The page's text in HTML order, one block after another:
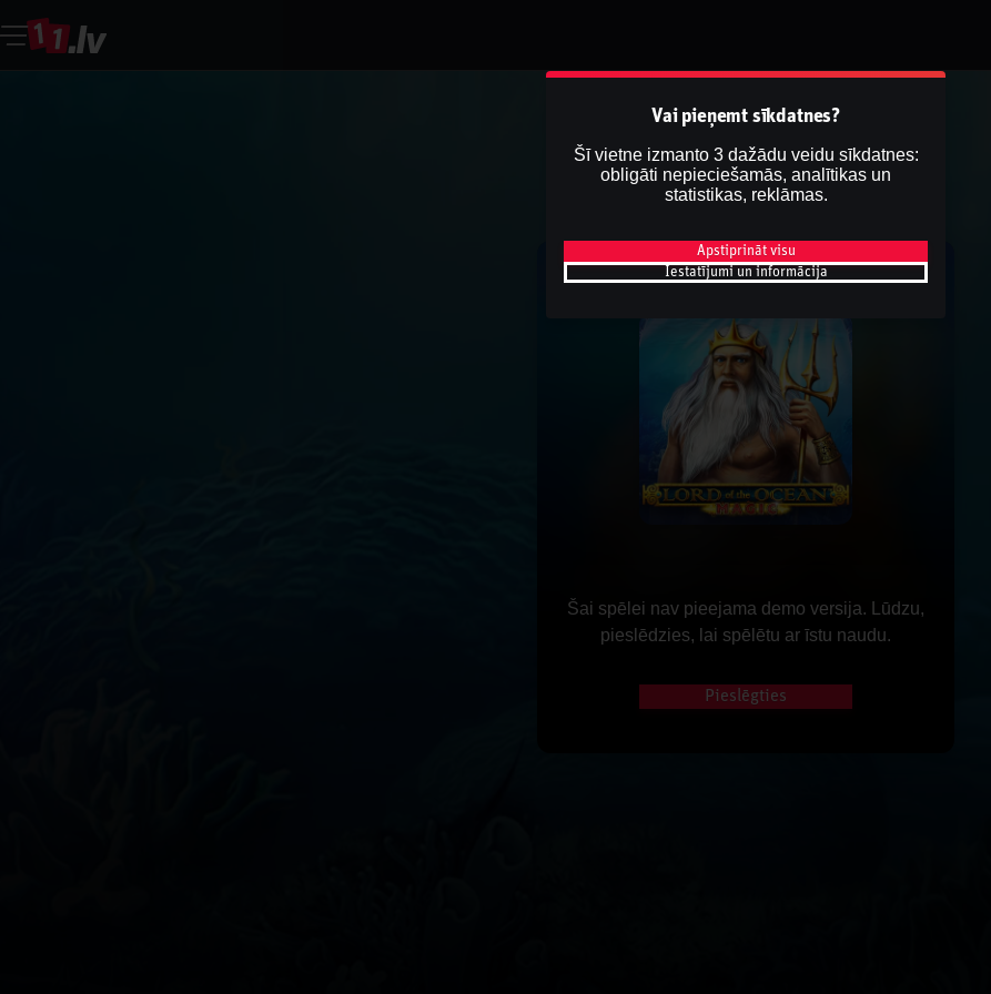
Šai spēlei nav pieejama demo versija. Lūdzu,
pieslēdzies, lai spēlētu ar īstu naudu.
Pieslēgties
Vai pieņemt sīkdatnes?
Šī vietne izmanto 3 dažādu veidu sīkdatnes:
obligāti nepieciešamās, analītikas un
statistikas, reklāmas.
Apstiprināt visu
Iestatījumi un informācija